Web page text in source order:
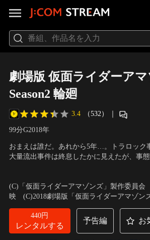
劇場版 仮面ライダーア
Season2 輪廻
3.4 （532） ｜
99分G2018年
おまえは誰だ。あれから5年…。トラロック
大量流出事件は終息したかに見えたが、事
い、彼女はアマゾン化した父親に殺され、ア
生体兵器であることを--。
(C)「仮面ライダーアマゾンズ」製作委員
映 (C)2018劇場版「仮面ライダーアマゾン
440円
レンタルする
予告編 お